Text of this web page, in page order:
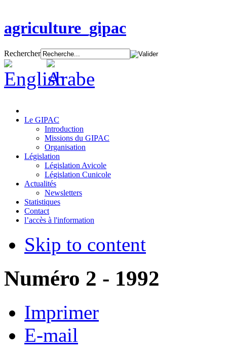
agriculture_gipac
Rechercher
Le GIPAC
Introduction
Missions du GIPAC
Organisation
Législation
Législation Avicole
Législation Cunicole
Actualités
Newsletters
Statistiques
Contact
l’accès à l'information
Skip to content
Numéro 2 - 1992
Imprimer
E-mail